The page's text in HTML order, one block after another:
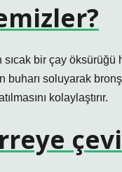
bir çay öksürüğü
buharı soluyarak
kolaylaştırır.